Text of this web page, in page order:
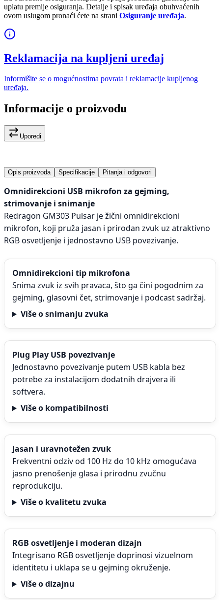
uplatu premije osiguranja. Detalje i spisak uređaja obuhvaćenih
ovom uslugom pronaći ćete na strani Osiguranje uređaja.
Reklamacija na kupljeni uređaj
Informišite se o mogućnostima povrata i reklamacije kupljenog
uređaja.
Informacije o proizvodu
Uporedi
Opis proizvoda Specifikacije Pitanja i odgovori
Omnidirekcioni USB mikrofon za gejming,
strimovanje i snimanje
Redragon GM303 Pulsar je žični omnidirekcioni
mikrofon, koji pruža jasan i prirodan zvuk uz atraktivno
RGB osvetljenje i jednostavno USB povezivanje.
Omnidirekcioni tip mikrofona
Snima zvuk iz svih pravaca, što ga čini pogodnim za
gejming, glasovni čet, strimovanje i podcast sadržaj.
Više o snimanju zvuka
Plug Play USB povezivanje
Jednostavno povezivanje putem USB kabla bez
potrebe za instalacijom dodatnih drajvera ili
softvera.
Više o kompatibilnosti
Jasan i uravnotežen zvuk
Frekventni odziv od 100 Hz do 10 kHz omogućava
jasno prenošenje glasa i prirodnu zvučnu
reprodukciju.
Više o kvalitetu zvuka
RGB osvetljenje i moderan dizajn
Integrisano RGB osvetljenje doprinosi vizuelnom
identitetu i uklapa se u gejming okruženje.
Više o dizajnu